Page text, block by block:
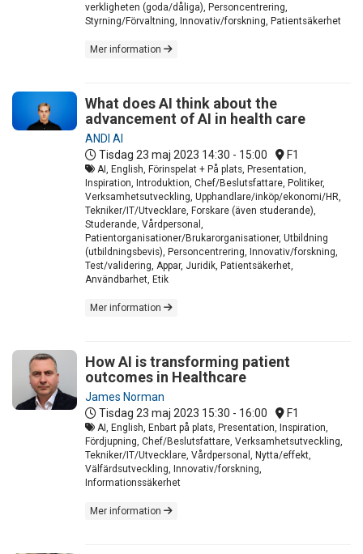
verkligheten (goda/dåliga), Personcentrering,
Styrning/Förvaltning, Innovativ/forskning, Patientsäkerhet
Mer information
What does AI think about the
advancement of AI in health care
ANDI AI
Tisdag 23 maj 2023 14:30 - 15:00 F1
AI, English, Förinspelat + På plats, Presentation,
Inspiration, Introduktion, Chef/Beslutsfattare, Politiker,
Verksamhetsutveckling, Upphandlare/inköp/ekonomi/HR,
Tekniker/IT/Utvecklare, Forskare (även studerande),
Studerande, Vårdpersonal,
Patientorganisationer/Brukarorganisationer, Utbildning
(utbildningsbevis), Personcentrering, Innovativ/forskning,
Test/validering, Appar, Juridik, Patientsäkerhet,
Användbarhet, Etik
Mer information
How AI is transforming patient
outcomes in Healthcare
James Norman
Tisdag 23 maj 2023 15:30 - 16:00 F1
AI, English, Enbart på plats, Presentation, Inspiration,
Fördjupning, Chef/Beslutsfattare, Verksamhetsutveckling,
Tekniker/IT/Utvecklare, Vårdpersonal, Nytta/effekt,
Välfärdsutveckling, Innovativ/forskning,
Informationssäkerhet
Mer information